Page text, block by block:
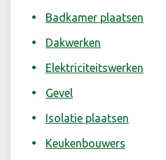
Badkamer plaatsen
Dakwerken
Elektriciteitswerken
Gevel
Isolatie plaatsen
Keukenbouwers